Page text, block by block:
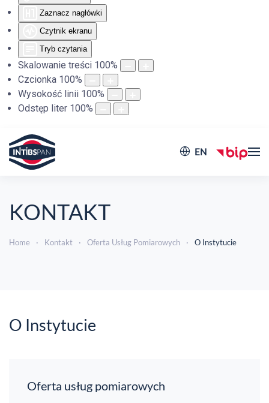
Zaznacz nagłówki
Czytnik ekranu
Tryb czytania
Skalowanie treści 100%
Czcionka 100%
Wysokość linii 100%
Odstęp liter 100%
EN
KONTAKT
Home Kontakt Oferta Usług Pomiarowych O Instytucie
O Instytucie
Oferta usług pomiarowych